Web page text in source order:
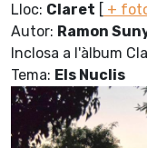
Lloc: Claret [ +
Autor: Ramon
Inclosa a l'àlbum
Tema: Els Nuclis